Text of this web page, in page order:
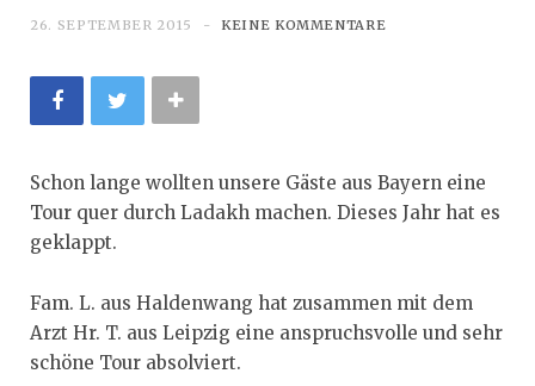
26. SEPTEMBER 2015 KEINE KOMMENTARE
Schon lange wollten unsere Gäste aus Bayern eine
Tour quer durch Ladakh machen. Dieses Jahr hat es
geklappt.
Fam. L. aus Haldenwang hat zusammen mit dem
Arzt Hr. T. aus Leipzig eine anspruchsvolle und sehr
schöne Tour absolviert.